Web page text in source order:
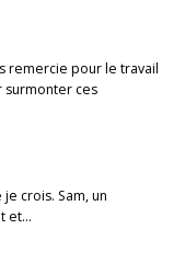
remercie pour le travail
surmonter ces
crois. Sam, un
et…